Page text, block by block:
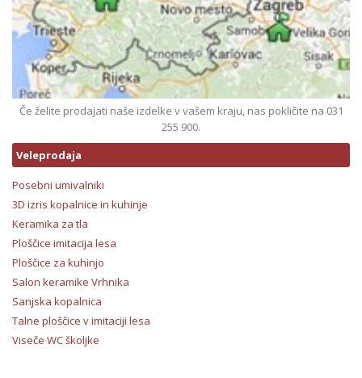
Če želite prodajati naše izdelke v vašem kraju, nas pokličite na 031
255 900.
Veleprodaja
Posebni umivalniki
3D izris kopalnice in kuhinje
Keramika za tla
Ploščice imitacija lesa
Ploščice za kuhinjo
Salon keramike Vrhnika
Sanjska kopalnica
Talne ploščice v imitaciji lesa
Viseče WC školjke